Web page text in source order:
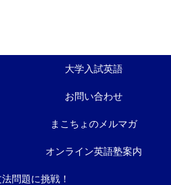
大学入試英語
お問い合わせ
まこちょのメルマガ
オンライン英語塾案内
問題に挑戦！